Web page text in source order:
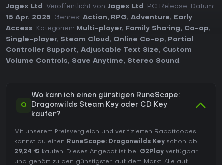
Jagex Ltd . Veröffentlicht von Jagex Ltd . PC Release-Datum:
15 Apr. 2025. Genres: Action, RPG, Adventure,
Early
Access. Kategorien: Multi-player, Family Sharing, Co-op,
Single-player, Steam Cloud , Online Co-op,
Partial
Controller Support, Adjustable Text Size, Custom
Volume Controls, Save Anytime, Stereo Sound .
Q
Wo kann ich einen günstigen RuneScape:
Dragonwilds Steam Key oder CD Key
kaufen?
Mit unserem Preisvergleich und verifizierten Rabattcodes
kannst du einen RuneScape: Dragonwilds Key schon ab
29,24 € kaufen. Dieses Angebot ist bei G2Play verfügbar
und gehört zu den günstigsten auf dem Markt. Alle auf